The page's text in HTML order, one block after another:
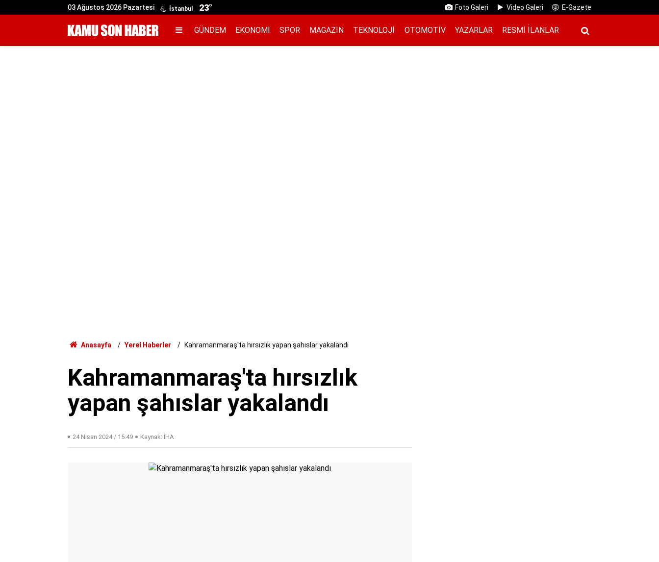
03 Ağustos 2026 Pazartesi İstanbul 23° Foto Galeri Video Galeri E-Gazete
GÜNDEM EKONOMI SPOR MAGAZIN TEKNOLOJI OTOMOTIV YAZARLAR RESMI İ̇LANLAR
Anasayfa Yerel Haberler Kahramanmaraş'ta hırsızlık yapan şahıslar yakalandı
Kahramanmaraş'ta hırsızlık
yapan şahıslar yakalandı
24 Nisan 2024 / 15:49 Kaynak: İHA